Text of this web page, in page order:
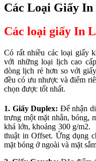
Các Loại Giấy
Các loại giấy In
Có rất nhiều các loại giấy
với những loại lịch cao
dòng lịch rẻ hơn so với
đều có ưu nhược và điểm
chọn được tốt nhất.
1. Giấy Duplex: Để nhận
trưng một mặt nhẵn, bóng,
khá lớn, khoảng 300 g/m2.
thuật in Offset. Ứng dụng
mặt bóng ở ngoài và mặt